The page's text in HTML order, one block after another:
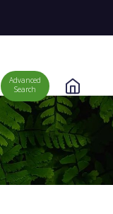
Advanced
Search